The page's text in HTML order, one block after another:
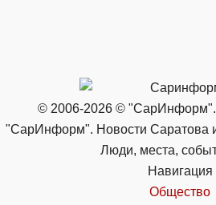
© 2006-2026 © "СарИнформ".
"СарИнформ". Новости Саратова
Люди, места,
Навигация
Общество